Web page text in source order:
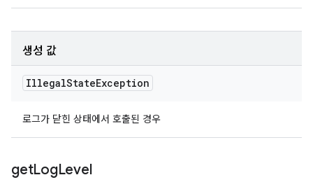
생성 값
IllegalStateException
로그가 닫힌 상태에서 호출된 경우
getLogLevel